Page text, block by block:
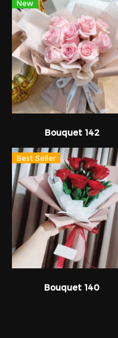
New
Bouquet 142
Best Seller
Bouquet 140